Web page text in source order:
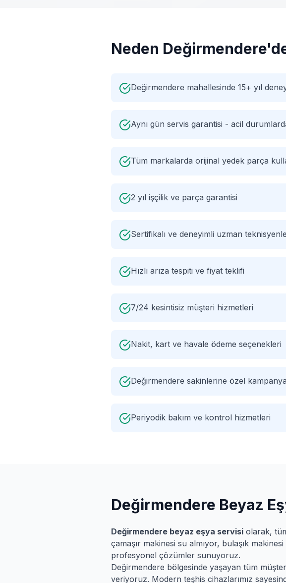
Neden Değirmendere
Değirmendere mahallesinde 15+ yıl
Aynı gün servis garantisi - acil
Tüm markalarda orijinal yedek parça
2 yıl işçilik ve parça garantisi
Sertifikalı ve deneyimli uzman
Hızlı arıza tespiti ve fiyat teklifi
7/24 kesintisiz müşteri hizmetleri
Nakit, kart ve havale ödeme seçenekleri
Değirmendere sakinlerine özel
Periyodik bakım ve kontrol hizmetleri
Değirmendere Beyaz
Değirmendere beyaz eşya servisi olarak,
çamaşır makinesi su almıyor, bulaşık
profesyonel çözümler sunuyoruz.
Değirmendere bölgesinde yaşayan tüm
veriyoruz. Modern teşhis cihazlarımız